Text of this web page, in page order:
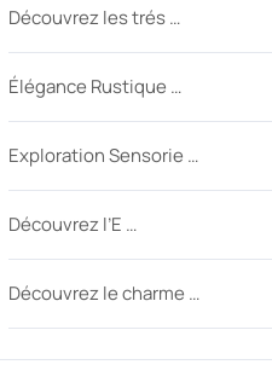
Découvrez les trés …
Élégance Rustique …
Exploration Sensorie …
Découvrez l’E …
Découvrez le charme …